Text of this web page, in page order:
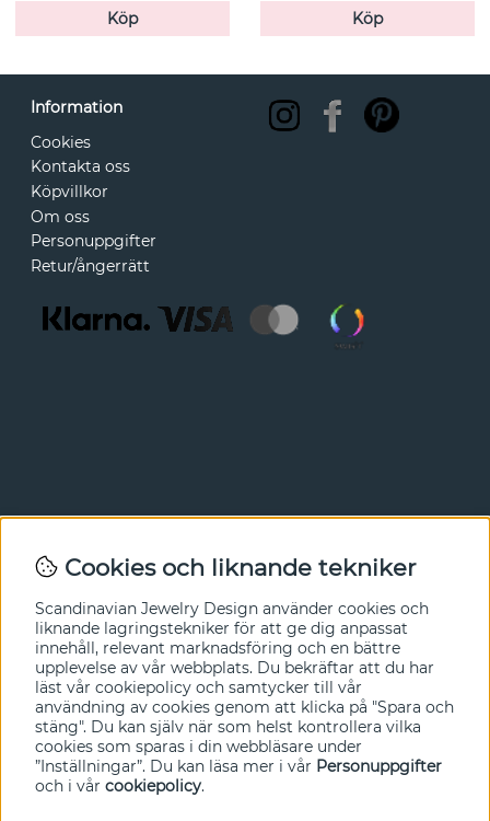
Köp
Köp
Information
Cookies
Kontakta oss
Köpvillkor
Om oss
Personuppgifter
Retur/ångerrätt
Nyhetsbrev
erbjudanden före alla andra. Registrera dig här nedan.
Ja tack!
Cookies och liknande tekniker
Scandinavian Jewelry Design använder cookies och
liknande lagringstekniker för att ge dig anpassat
innehåll, relevant marknadsföring och en bättre
upplevelse av vår webbplats. Du bekräftar att du har
läst vår cookiepolicy och samtycker till vår
användning av cookies genom att klicka på "Spara och
stäng". Du kan själv när som helst kontrollera vilka
cookies som sparas i din webbläsare under
”Inställningar”. Du kan läsa mer i vår Personuppgifter
och i vår cookiepolicy.